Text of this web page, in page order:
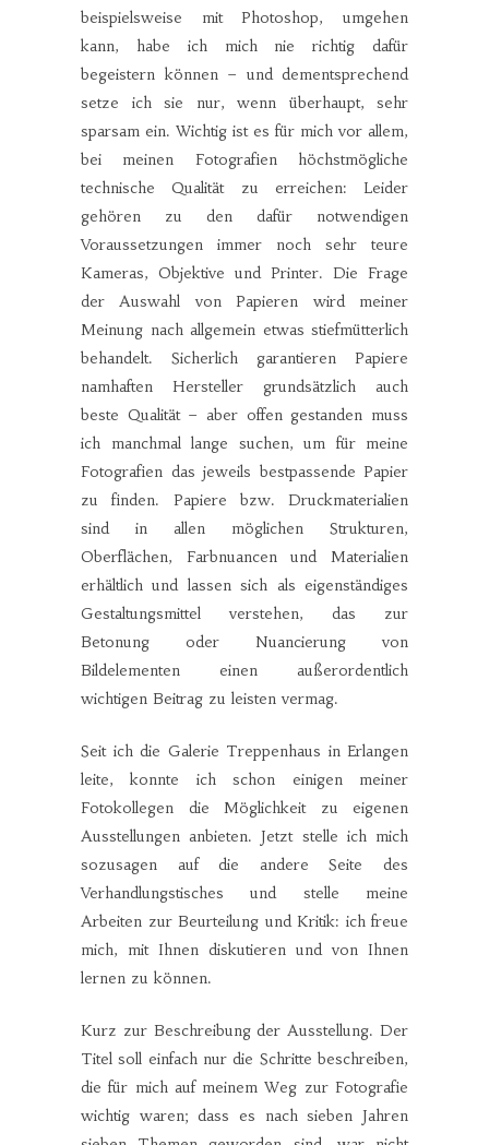
beispielsweise mit Photoshop, umgehen
kann, habe ich mich nie richtig dafür
begeistern können – und dementsprechend
setze ich sie nur, wenn überhaupt, sehr
sparsam ein. Wichtig ist es für mich vor allem,
bei meinen Fotografien höchstmögliche
technische Qualität zu erreichen: Leider
gehören zu den dafür notwendigen
Voraussetzungen immer noch sehr teure
Kameras, Objektive und Printer. Die Frage
der Auswahl von Papieren wird meiner
Meinung nach allgemein etwas stiefmütterlich
behandelt. Sicherlich garantieren Papiere
namhaften Hersteller grundsätzlich auch
beste Qualität – aber offen gestanden muss
ich manchmal lange suchen, um für meine
Fotografien das jeweils bestpassende Papier
zu finden. Papiere bzw. Druckmaterialien
sind in allen möglichen Strukturen,
Oberflächen, Farbnuancen und Materialien
erhältlich und lassen sich als eigenständiges
Gestaltungsmittel verstehen, das zur
Betonung oder Nuancierung von
Bildelementen einen außerordentlich
wichtigen Beitrag zu leisten vermag.
Seit ich die Galerie Treppenhaus in Erlangen
leite, konnte ich schon einigen meiner
Fotokollegen die Möglichkeit zu eigenen
Ausstellungen anbieten. Jetzt stelle ich mich
sozusagen auf die andere Seite des
Verhandlungstisches und stelle meine
Arbeiten zur Beurteilung und Kritik: ich freue
mich, mit Ihnen diskutieren und von Ihnen
lernen zu können.
Kurz zur Beschreibung der Ausstellung. Der
Titel soll einfach nur die Schritte beschreiben,
die für mich auf meinem Weg zur Fotografie
wichtig waren; dass es nach sieben Jahren